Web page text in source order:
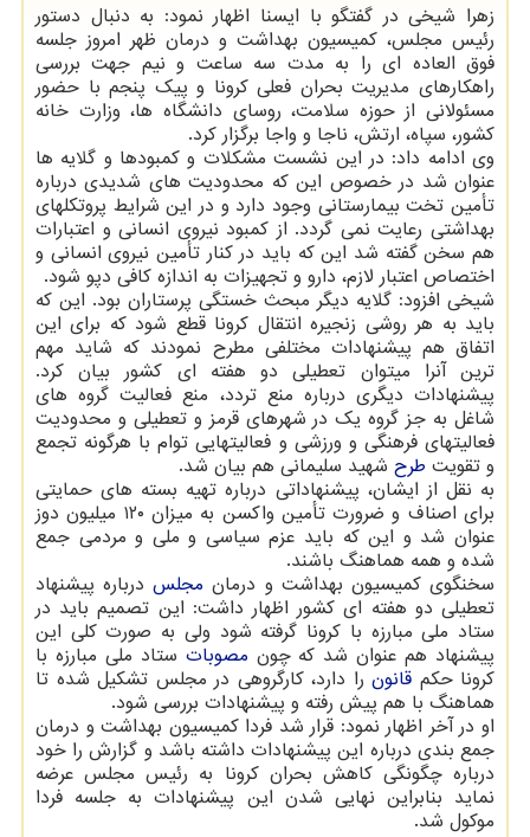
زهرا شیخی در گفتگو با ایسنا اظهار نمود: به دنبال دستور
رئیس مجلس، کمیسیون بهداشت و درمان ظهر امروز جلسه
فوق العاده ای را به مدت سه ساعت و نیم جهت بررسی
راهکارهای مدیریت بحران فعلی کرونا و پیک پنجم با حضور
مسئولانی از حوزه سلامت، روسای دانشگاه ها، وزارت خانه
کشور، سپاه، ارتش، ناجا و واجا برگزار کرد.
وی ادامه داد: در این نشست مشکلات و کمبودها و گلایه ها
عنوان شد در خصوص این که محدودیت های شدیدی درباره
تأمین تخت بیمارستانی وجود دارد و در این شرایط پروتکلهای
بهداشتی رعایت نمی گردد. از کمبود نیروی انسانی و اعتبارات
هم سخن گفته شد این که باید در کنار تأمین نیروی انسانی و
اختصاص اعتبار لازم، دارو و تجهیزات به اندازه کافی دپو شود.
شیخی افزود: گلایه دیگر مبحث خستگی پرستاران بود. این که
باید به هر روشی زنجیره انتقال کرونا قطع شود که برای این
اتفاق هم پیشنهادات مختلفی مطرح نمودند که شاید مهم
ترین آنرا میتوان تعطیلی دو هفته ای کشور بیان کرد.
پیشنهادات دیگری درباره منع تردد، منع فعالیت گروه های
شاغل به جز گروه یک در شهرهای قرمز و تعطیلی و محدودیت
فعالیتهای فرهنگی و ورزشی و فعالیتهایی توام با هرگونه تجمع
و تقویت طرح شهید سلیمانی هم بیان شد.
به نقل از ایشان، پیشنهاداتی درباره تهیه بسته های حمایتی
برای اصناف و ضرورت تأمین واکسن به میزان ۱۲۰ میلیون دوز
عنوان شد و این که باید عزم سیاسی و ملی و مردمی جمع
شده و همه هماهنگ باشند.
سخنگوی کمیسیون بهداشت و درمان مجلسدرباره پیشنهاد
تعطیلی دو هفته ای کشور اظهار داشت: این تصمیم باید در
ستاد ملی مبارزه با کرونا گرفته شود ولی به صورت کلی این
پیشنهاد هم عنوان شد که چون مصوبات ستاد ملی مبارزه با
کرونا حکم قانون را دارد، کارگروهی در مجلس تشکیل شده تا
هماهنگ با هم پیش رفته و پیشنهادات بررسی شود.
او در آخر اظهار نمود: قرار شد فردا کمیسیون بهداشت و درمان
جمع بندی درباره این پیشنهادات داشته باشد و گزارش را خود
درباره چگونگی کاهش بحران کرونا به رئیس مجلس عرضه
نماید بنابراین نهایی شدن این پیشنهادات به جلسه فردا
موکول شد.